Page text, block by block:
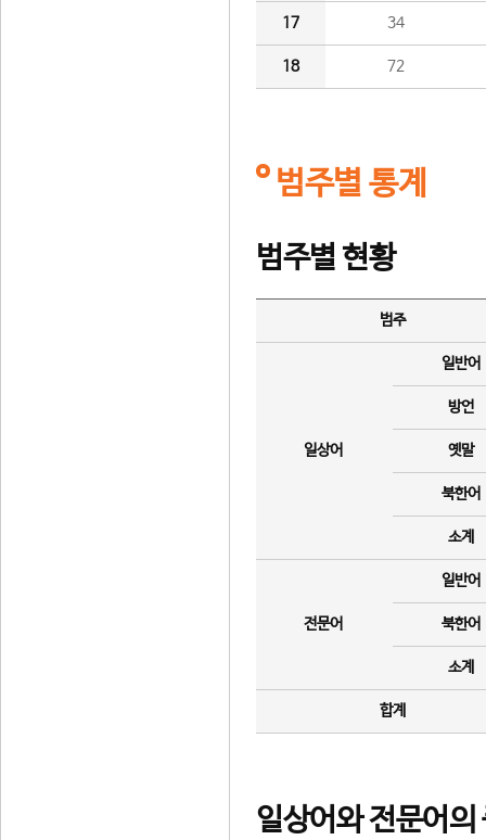
17 34
18 72
범주별 통계
범주별 현황
범주
일상어
일반어
방언
옛말
북한어
소계
전문어
일반어
북한어
소계
합계
일상어와 전문어의